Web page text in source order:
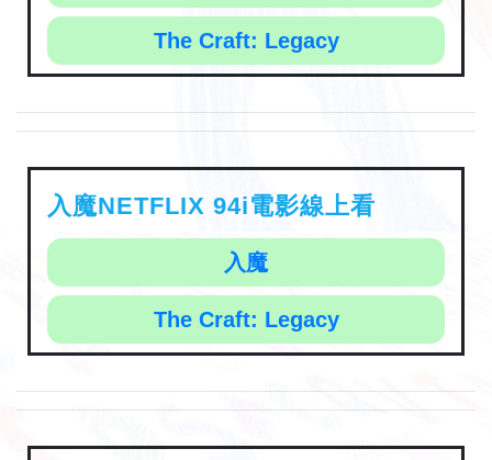
The Craft: Legacy
入魔NETFLIX 94i電影線上看
入魔
The Craft: Legacy